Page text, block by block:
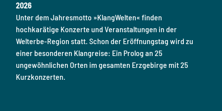
2026
Unter dem Jahresmotto »KlangWelten« finden
hochkarätige Konzerte und Veranstaltungen in der
Welterbe-Region statt. Schon der Eröffnungstag wird zu
einer besonderen Klangreise: Ein Prolog an 25
ungewöhnlichen Orten im gesamten Erzgebirge mit 25
Kurzkonzerten.